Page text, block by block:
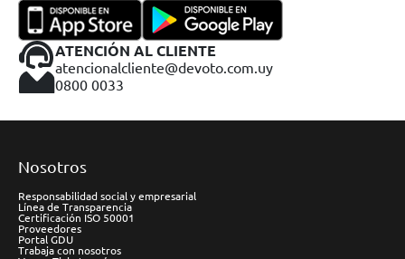
ATENCIÓN AL CLIENTE
atencionalcliente@devoto.com.uy
0800 0033
Nosotros
Responsabilidad social y empresarial
Línea de Transparencia
Certificación ISO 50001
Proveedores
Portal GDU
Trabaja con nosotros